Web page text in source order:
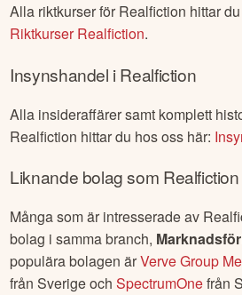
Alla riktkurser för Realfiction hittar
RiktkurserRealfiction.
Insynshandel iRealfiction
Alla insideraffärer samt komplett
Realfiction hittar du hos oss här:
Liknande bolag som Realfiction
Många som är intresserade av
bolag i samma branch,
populära bolagen ärVerve Group
frånSverigeochSpectrumOnefrån